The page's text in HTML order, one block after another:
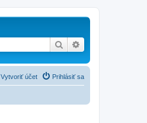
Hľadať
Prihlásiť sa
Vytvoriť účet